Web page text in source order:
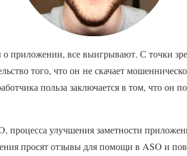
приложении, все выигрывают. С точки
того, что он не скачает
польза заключается в том, что он
процесса улучшения заметности
просят отзывы для помощи в ASO и